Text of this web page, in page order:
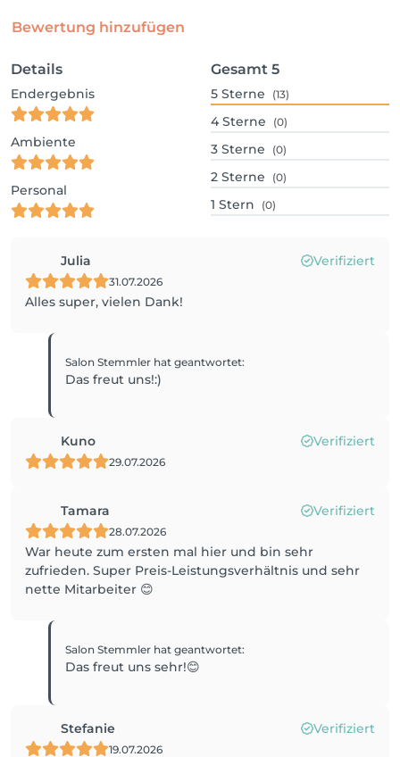
Bewertung hinzufügen
Details
Endergebnis
Ambiente
Personal
Gesamt 5
5 Sterne (13)
4 Sterne (0)
3 Sterne (0)
2 Sterne (0)
1 Stern (0)
Julia Verifiziert
31.07.2026
Alles super, vielen Dank!
Salon Stemmler hat geantwortet:
Das freut uns!:)
Kuno Verifiziert
29.07.2026
Tamara Verifiziert
28.07.2026
War heute zum ersten mal hier und bin sehr
zufrieden. Super Preis-Leistungsverhältnis und sehr
nette Mitarbeiter 😊
Salon Stemmler hat geantwortet:
Das freut uns sehr!😊
Stefanie Verifiziert
19.07.2026